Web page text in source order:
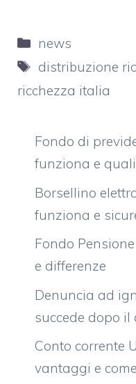
Categorie
news
Tag
distribuzione
ricchezza italia
Fondo di
funziona e
Borsellino
funziona e
Fondo
e differenze
Denuncia ad
succede dopo il
Conto corrente
vantaggi e